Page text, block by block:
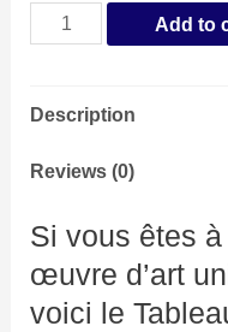
Tableau
aux
Yeux
quantity
Add to
Description
Reviews (0)
Si vous êtes à
œuvre d’art
voici le